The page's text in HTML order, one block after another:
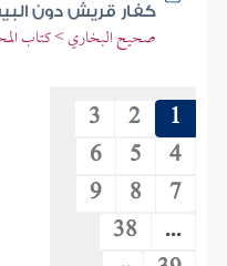
كفار قريش دون
صحيح البخاري > كتاب
1
2
3
4
5
6
7
8
9
...
38